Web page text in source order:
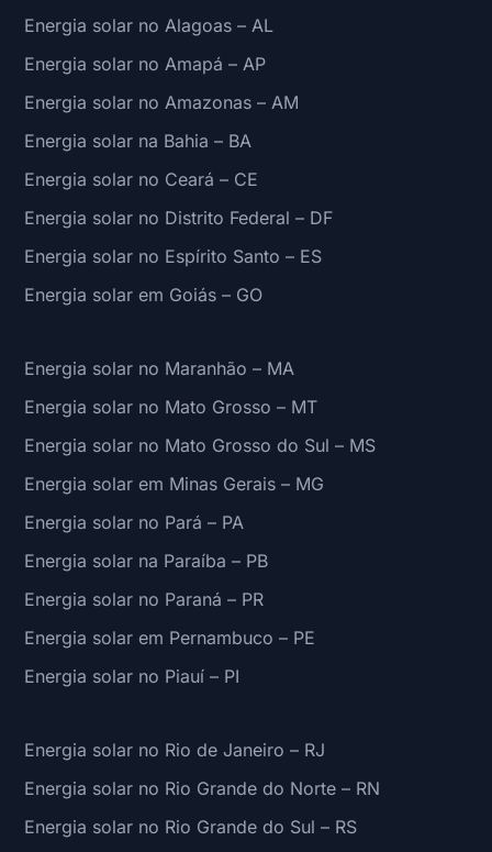
Energia solar no Alagoas – AL
Energia solar no Amapá – AP
Energia solar no Amazonas – AM
Energia solar na Bahia – BA
Energia solar no Ceará – CE
Energia solar no Distrito Federal – DF
Energia solar no Espírito Santo – ES
Energia solar em Goiás – GO
Energia solar no Maranhão – MA
Energia solar no Mato Grosso – MT
Energia solar no Mato Grosso do Sul – MS
Energia solar em Minas Gerais – MG
Energia solar no Pará – PA
Energia solar na Paraíba – PB
Energia solar no Paraná – PR
Energia solar em Pernambuco – PE
Energia solar no Piauí – PI
Energia solar no Rio de Janeiro – RJ
Energia solar no Rio Grande do Norte – RN
Energia solar no Rio Grande do Sul – RS